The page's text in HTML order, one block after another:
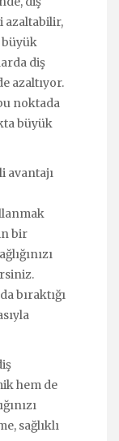
azaltabilir,
diş
azaltıyor.
noktada
büyük
avantajı
bir
bıraktığı
hem de
sağlıklı